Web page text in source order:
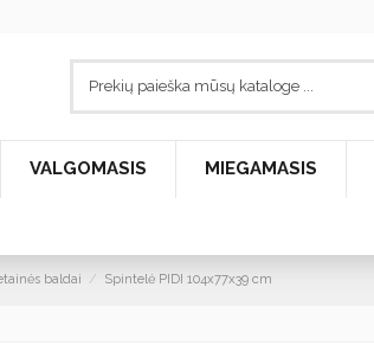
VALGOMASIS MIEGAMASIS
baldai Spintelė PIDI 104x77x39 cm